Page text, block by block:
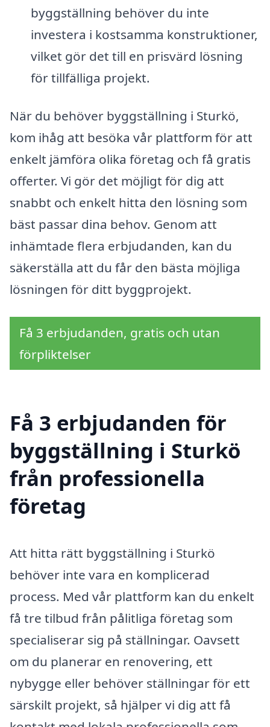
byggställning behöver du inte
investera i kostsamma konstruktioner,
vilket gör det till en prisvärd lösning
för tillfälliga projekt.
När du behöver byggställning i Sturkö,
kom ihåg att besöka vår plattform för att
enkelt jämföra olika företag och få gratis
offerter. Vi gör det möjligt för dig att
snabbt och enkelt hitta den lösning som
bäst passar dina behov. Genom att
inhämtade flera erbjudanden, kan du
säkerställa att du får den bästa möjliga
lösningen för ditt byggprojekt.
Få 3 erbjudanden, gratis och utan
förpliktelser
Få 3 erbjudanden för
byggställning i Sturkö
från professionella
företag
Att hitta rätt byggställning i Sturkö
behöver inte vara en komplicerad
process. Med vår plattform kan du enkelt
få tre tilbud från pålitliga företag som
specialiserar sig på ställningar. Oavsett
om du planerar en renovering, ett
nybygge eller behöver ställningar för ett
särskilt projekt, så hjälper vi dig att få